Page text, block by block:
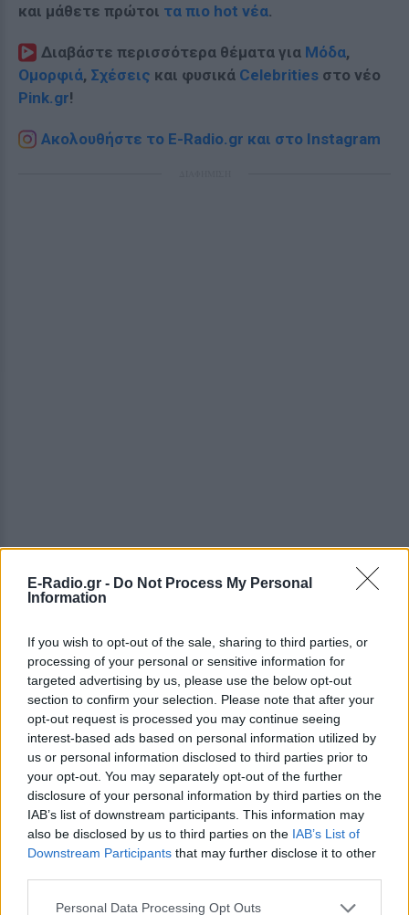
E-Radio.gr - Do Not Process My Personal
Information
If you wish to opt-out of the sale, sharing to third parties, or
processing of your personal or sensitive information for
targeted advertising by us, please use the below opt-out
section to confirm your selection. Please note that after your
opt-out request is processed you may continue seeing
interest-based ads based on personal information utilized by
us or personal information disclosed to third parties prior to
your opt-out. You may separately opt-out of the further
disclosure of your personal information by third parties on the
IAB’s list of downstream participants. This information may
also be disclosed by us to third parties on the IAB’s List of
Downstream Participants that may further disclose it to other
Personal Data Processing Opt Outs
και μάθετε πρώτοι τα πιο hot νέα.
Διαβάστε περισσότερα θέματα για Μόδα,
Ομορφιά, Σχέσεις και φυσικά Celebrities στο νέο
Pink.gr!
Ακολουθήστε το E-Radio.gr και στο Instagram
ΣΤΗΝ ΙΔΙΑ ΚΑΤΗΓΟΡΙΑ
Πάνω από 45.000 διελεύσεις
ημερησίως στους Ευζώνους:
Μαζική άφιξη τουριστών από
τα Βαλκάνια
ΘΈΑΤΡΟ+ΧΟΡΌΣ ΣΉΜΕΡΑ
Προσωρινή αναστολή των βιομετρικών
ελέγχων για να επισπευστεί η διέλευση
των ταξιδιωτών
‑ Αντιδράσεις για το ξέφρενο